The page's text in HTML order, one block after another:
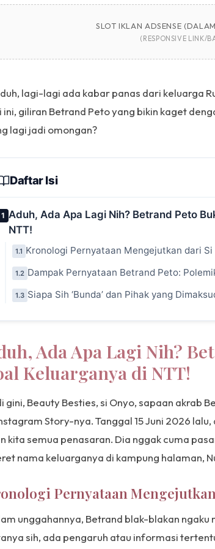
SLOT IKLAN ADSENSE
(RESPONSIVE LINK/
lagi-lagi ada kabar panas dari keluarga
ini, giliran Betrand Peto yang bikin kaget
lagi jadi omongan?
Daftar Isi
1 Aduh, Ada Apa Lagi Nih? Betrand Peto
NTT!
1.1 Kronologi Pernyataan Mengejutkan dari Si
1.2 Dampak Pernyataan Betrand Peto:
1.3 Siapa Sih ‘Bunda’ dan Pihak yang
Ada Apa Lagi Nih?
Keluarganya di NTT!
gini, Beauty Besties, si Onyo, sapaan akrab
Story-nya. Tanggal 15 Juni 2026
kita semua penasaran. Dia nggak cuma
nama keluarganya di kampung halaman,
Pernyataan
unggahannya, Betrand blak-blakan
sih, ada pengaruh atau informasi